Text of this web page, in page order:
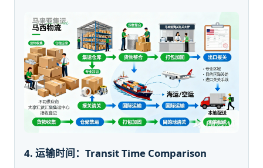
4. 运输时间：Transit Time Comparison